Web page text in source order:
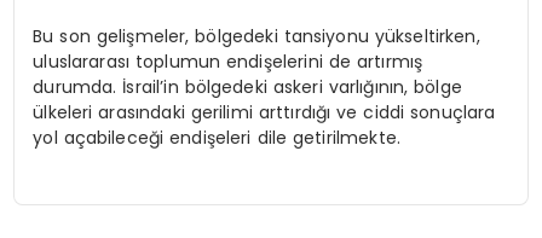
Bu son gelişmeler, bölgedeki tansiyonu yükseltirken,
uluslararası toplumun endişelerini de artırmış
durumda. İsrail’in bölgedeki askeri varlığının, bölge
ülkeleri arasındaki gerilimi arttırdığı ve ciddi sonuçlara
yol açabileceği endişeleri dile getirilmekte.